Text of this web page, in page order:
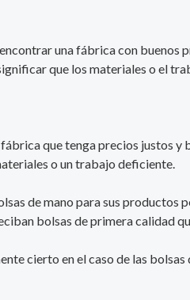
una fábrica con
que los materiales o el
que tenga precios justos
o un trabajo deficiente.
de mano para sus
bolsas de primera calidad
cierto en el caso de las